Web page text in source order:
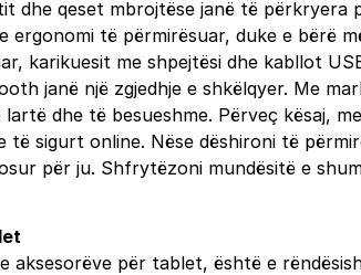
dhe qeset mbrojtëse janë të
ergonomi të përmirësuar, duke e bërë
karikuesit me shpejtësi dhe kabllot
janë një zgjedhje e shkëlqyer. Me
dhe të besueshme. Përveç kësaj,
të sigurt online. Nëse dëshironi të
për ju. Shfrytëzoni mundësitë e
aksesorëve për tablet, është e